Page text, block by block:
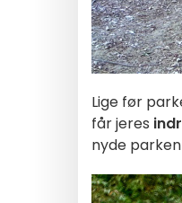
Lige før
får jeres
nyde